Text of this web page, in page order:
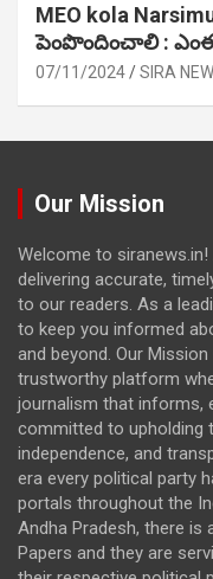
MEO kola
పెంపొందించాలి :
07/11/2024 SIRA
Our Mission
Welcome to
delivering accurate,
to our readers. As a
to keep you informed
and beyond. Our
trustworthy platform
journalism that informs,
committed to upholding
independence, and
era every political party
portals throughout the
Andha Pradesh, there
Papers and they are